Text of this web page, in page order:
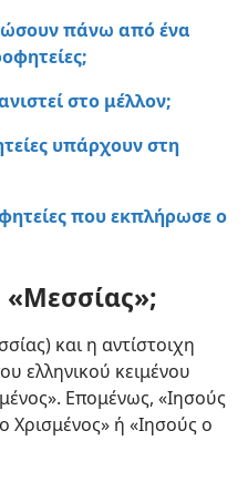
πάνω από ένα
στο μέλλον;
υπάρχουν στη
που εκπλήρωσε ο
«Μεσσίας»;
και η αντίστοιχη
ελληνικού κειμένου
Επομένως, «Ιησούς
Χρισμένος» ή «Ιησούς ο